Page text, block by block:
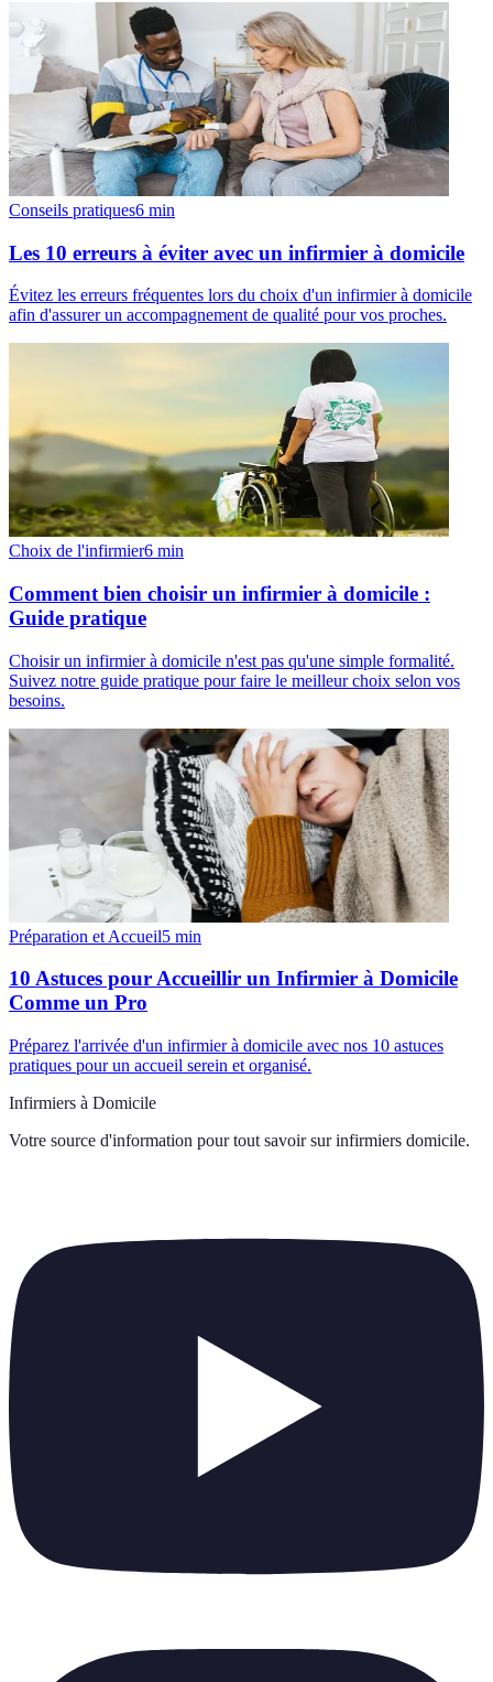
Conseils pratiques6 min
Les 10 erreurs à éviter avec un infirmier à domicile
Évitez les erreurs fréquentes lors du choix d'un infirmier à domicile
afin d'assurer un accompagnement de qualité pour vos proches.
Choix de l'infirmier6 min
Comment bien choisir un infirmier à domicile :
Guide pratique
Choisir un infirmier à domicile n'est pas qu'une simple formalité.
Suivez notre guide pratique pour faire le meilleur choix selon vos
besoins.
Préparation et Accueil5 min
10 Astuces pour Accueillir un Infirmier à Domicile
Comme un Pro
Préparez l'arrivée d'un infirmier à domicile avec nos 10 astuces
pratiques pour un accueil serein et organisé.
Infirmiers à Domicile
Votre source d'information pour tout savoir sur infirmiers domicile.